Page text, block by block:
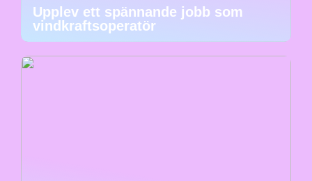
Upplev ett spännande jobb som
vindkraftsoperatör